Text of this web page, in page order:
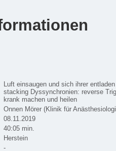
Luft einsaugen und sich ihrer
stacking Dyssynchronien: reverse
krank machen und heilen
Onnen Mörer (Klinik für
08.11.2019
40:05 min.
Herstein
-